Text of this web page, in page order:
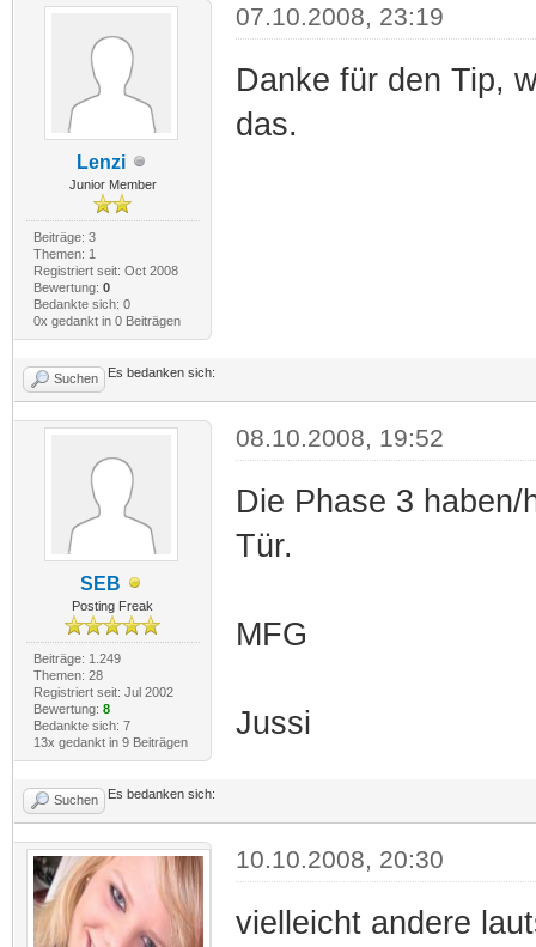
Lenzi
Junior Member
Beiträge: 3
Themen: 1
Registriert seit: Oct 2008
Bewertung: 0
Bedankte sich: 0
0x gedankt in 0 Beiträgen
07.10.2008, 23:19
Danke für den Tip,
das.
Suchen Es bedanken sich:
SEB
Posting Freak
Beiträge: 1.249
Themen: 28
Registriert seit: Jul 2002
Bewertung: 8
Bedankte sich: 7
13x gedankt in 9 Beiträgen
08.10.2008, 19:52
Die Phase 3
Tür.
MFG
Jussi
Suchen Es bedanken sich:
10.10.2008, 20:30
vielleicht andere